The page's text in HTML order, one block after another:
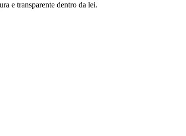
e transparente dentro da lei.